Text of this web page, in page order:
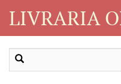
LIVRARIA